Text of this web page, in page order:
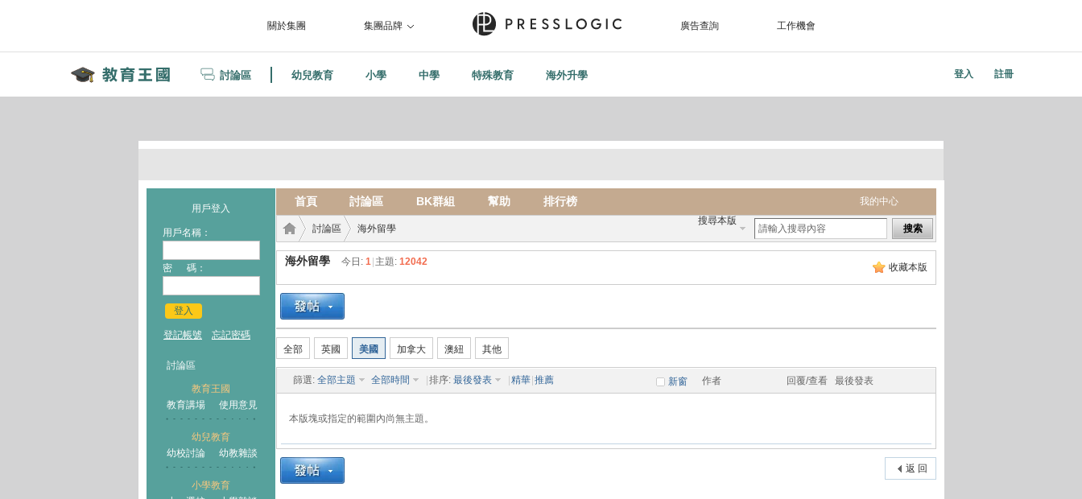
關於集團 集團品牌 廣告查詢 工作機會
討論區 幼兒教育 小學 中學 特殊教育 海外升學 登入 註冊
用戶登入
用戶名稱：
密 碼：
登入
登記帳號 忘記密碼
討論區
教育王國
教育講場
使用意見
幼兒教育
幼校討論
幼教雜談
小學教育
我的中心
首頁 討論區 BK群組 幫助 排行榜
搜尋本版
搜索
教育
王國
›
討論區
›
海外留學
收藏本版
海外留學 今日: 1 主題: 12042
全部 英國 美國 加拿大 澳紐 其他
新窗
篩選: 全部主題 全部時間 排序: 最後發表 精華 推薦 作者 回覆/查看 最後發表
本版塊或指定的範圍內尚無主題。
返 回